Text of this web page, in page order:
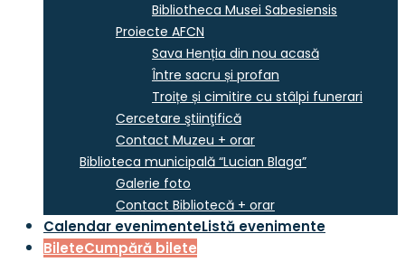
Bibliotheca Musei Sabesiensis
Proiecte AFCN
Sava Henția din nou acasă
Între sacru și profan
Troițe și cimitire cu stâlpi funerari
Cercetare ştiinţifică
Contact Muzeu + orar
Biblioteca municipală “Lucian Blaga”
Galerie foto
Contact Bibliotecă + orar
Calendar evenimenteListă evenimente
BileteCumpără bilete